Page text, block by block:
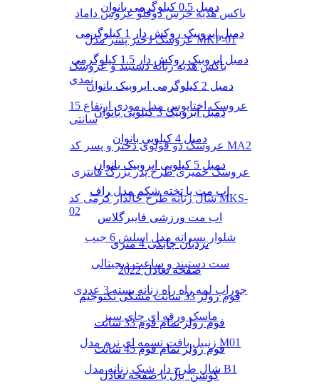
باکس هدیه خرس دوقلو عروس داماد
عروسک دختر پسر مدل MKP-01
باکس هدیه زنانه دستبند و عروسک
نمدی
عروسک اختاپوس مدل مودی ارتفاع 15
سانتی
عروسک دو قولوی دختر و پسر کد MA2
عروسک خمیری طرح پدر بزرگ فانتزی
شال زنانه طرح خالدار کرمی کد MKS-
02
شلوار پسرانه مدل اسلش 6 جیب
ست دستبند و ساعت دیجیتالی
جوراب لمه راه راه زنانه بسته 3 عددی
ماسک ورقه ای چای سبز
زنبیل بافت تسمه ای نرم مدل M01
شال طرح دار شیک زنانه مدل B1
دمبل 0.5 کیلوگرمی بانوان
دمبل ایروبیک روکش‌ دار 1 کیلوگرمی
دمبل ایروبیک روکش‌ دار 1.5 کیلوگرمی
دمبل 2 کیلوگرمی ایروبیک بانوان
دمبل ایروبیک 3 کیلویی بانوان
دمبل 4 کیلویی بانوان
دمبل 5 کیلویی ایروبیک بانوان
اب مت یا تخته شکم مدل راف
اب مت ورزشی فایبرگلاس
نردبان چابکی 4 متری
صفحه تعادل 2022
فوم رولر 33 سانت مشکی تکنوجیم
فوم رولر تمام فوم 33 سانت
فوم رولر تمام فوم 45 سانت
کوشن بال یا صفحه تعادل